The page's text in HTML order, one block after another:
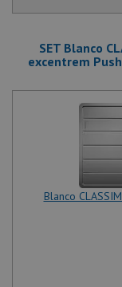
SET Blanco
excentrem
Blanco